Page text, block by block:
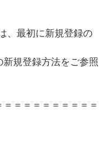
、最初に新規登録の
規登録方法をご参照
＝＝＝＝＝＝＝＝＝